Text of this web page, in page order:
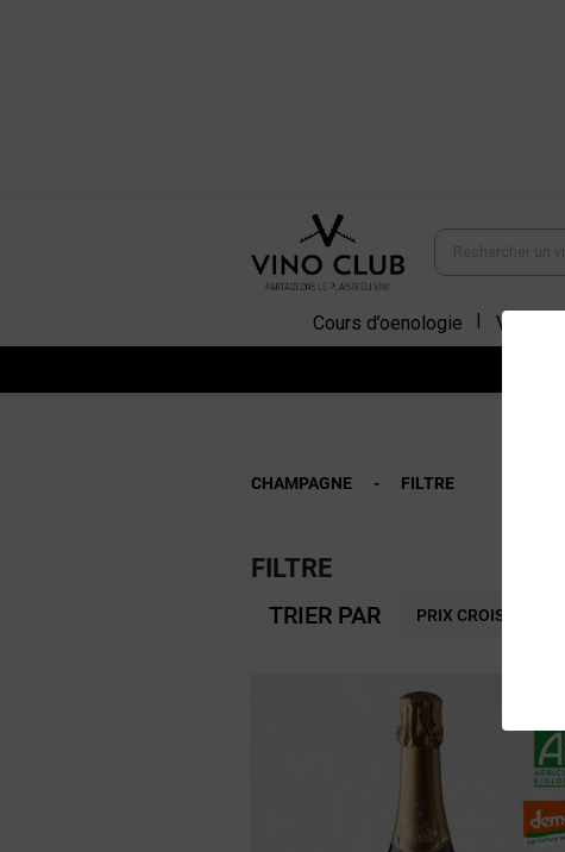
Cours d’oenologie Vins
CHAMPAGNE FILTRE
FILTRE
TRIER PAR PRIX CROISSANT